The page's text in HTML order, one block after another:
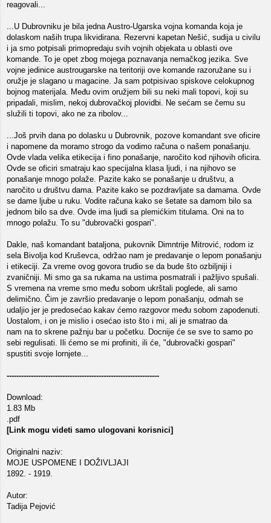
reagovali...
...U Dubrovniku je bila jedna Austro-Ugarska vojna komanda koja je
dolaskom naših trupa likvidirana. Rezervni kapetan Nešić, sudija u civilu
i ja smo potpisali primopredaju svih vojnih objekata u oblasti ove
komande. To je opet zbog mojega poznavanja nemačkog jezika. Sve
vojne jedinice austrougarske na teritoriji ove komande razoružane su i
oružje je slagano u magacine. Ja sam potpisivao spiskove celokupnog
bojnog materijala. Među ovim oružjem bili su neki mali topovi, koji su
pripadali, mislim, nekoj dubrovačkoj plovidbi. Ne sećam se čemu su
služili ti topovi, ako ne za ribolov...
...Još prvih dana po dolasku u Dubrovnik, pozove komandant sve oficire
i napomene da moramo strogo da vodimo računa o našem ponašanju.
Ovde vlada velika etikecija i fino ponašanje, naročito kod njihovih oficira.
Ovde se oficiri smatraju kao specijalna klasa ljudi, i na njihovo se
ponašanje mnogo polaže. Pazite kako se ponašanje u društvu, a
naročito u društvu dama. Pazite kako se pozdravljate sa damama. Ovde
se dame ljube u ruku. Vodite računa kako se šetate sa damom bilo sa
jednom bilo sa dve. Ovde ima ljudi sa plemićkim titulama. Oni na to
mnogo polažu. To su "dubrovački gospari".
Dakle, naš komandant bataljona, pukovnik Dimntrije Mitrović, rodom iz
sela Bivolja kod Kruševca, održao nam je predavanje o lepom ponašanju
i etikeciji. Za vreme ovog govora trudio se da bude što ozbiljniji i
zvaničniji. Mi smo ga sa rukama na ustima posmatrali i pažljivo spušali.
S vremena na vreme smo među sobom ukrštali poglede, ali samo
delimično. Čim je završio predavanje o lepom ponašanju, odmah se
udaljio jer je predosećao kakav ćemo razgovor među sobom zapodenuti.
Uostalom, i on je mislio i osećao isto što i mi, ali je smatrao da
nam na to skrene pažnju bar u početku. Docnije će se sve to samo po
sebi regulisati. Ili ćemo se mi profiniti, ili će, "dubrovački gospari"
spustiti svoje lornjete...
---------------------------------------------------------------
Download:
1.83 Mb
.pdf
[Link mogu videti samo ulogovani korisnici]
Originalni naziv:
MOJE USPOMENE I DOŽIVLJAJI
1892. - 1919.
Autor:
Tadija Pejović